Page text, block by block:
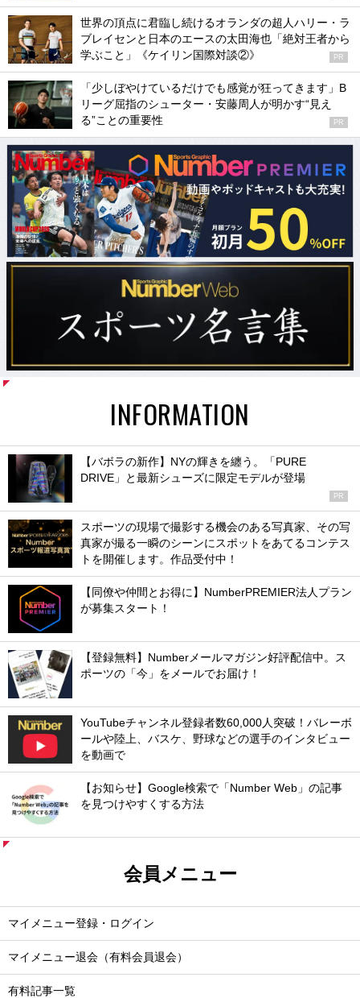
世界の頂点に君臨し続けるオランダの超人ハリー・ラ
ブレイセンと日本のエースの太田海也「絶対王者から
学ぶこと」《ケイリン国際対談②》
PR
「少しぼやけているだけでも感覚が狂ってきます」B
リーグ屈指のシューター・安藤周人が明かす“見え
る”ことの重要性
PR
INFORMATION
【バボラの新作】NYの輝きを纏う。「PURE
DRIVE」と最新シューズに限定モデルが登場
PR
スポーツの現場で撮影する機会のある写真家、その写
真家が撮る一瞬のシーンにスポットをあてるコンテス
トを開催します。作品受付中！
【同僚や仲間とお得に】NumberPREMIER法人プラン
が募集スタート！
【登録無料】Numberメールマガジン好評配信中。ス
ポーツの「今」をメールでお届け！
YouTubeチャンネル登録者数60,000人突破！バレーボ
ールや陸上、バスケ、野球などの選手のインタビュー
を動画で
【お知らせ】Google検索で「Number Web」の記事
を見つけやすくする方法
会員メニュー
マイメニュー登録・ログイン
マイメニュー退会（有料会員退会）
有料記事一覧